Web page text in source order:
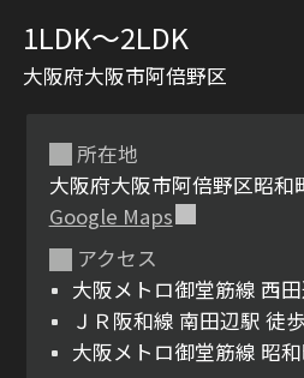
ShaMaison STYLE
シャーメゾンショップを探す
1LDK〜2LDK
大阪府大阪市阿倍野区
所在地
大阪府大阪市阿倍野区昭和
Google Maps
アクセス
大阪メトロ御堂筋線 西
ＪＲ阪和線 南田辺駅 徒
大阪メトロ御堂筋線 昭